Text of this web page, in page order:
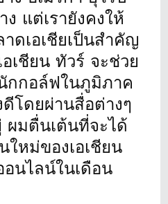
แต่เรายังคงให้
ดเอเชียเป็นสำคัญ
เชียน ทัวร์ จะช่วย
กกอล์ฟในภูมิภาค
ดีโดยผ่านสื่อต่างๆ
ผมตื่นเต้นที่จะได้
หม่ของเอเชียน
นไลน์ในเดือน